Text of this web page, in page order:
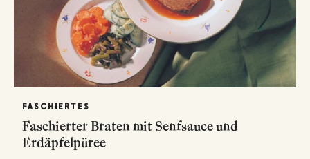
FASCHIERTES
Faschierter Braten mit Senfsauce und
Erdäpfelpüree